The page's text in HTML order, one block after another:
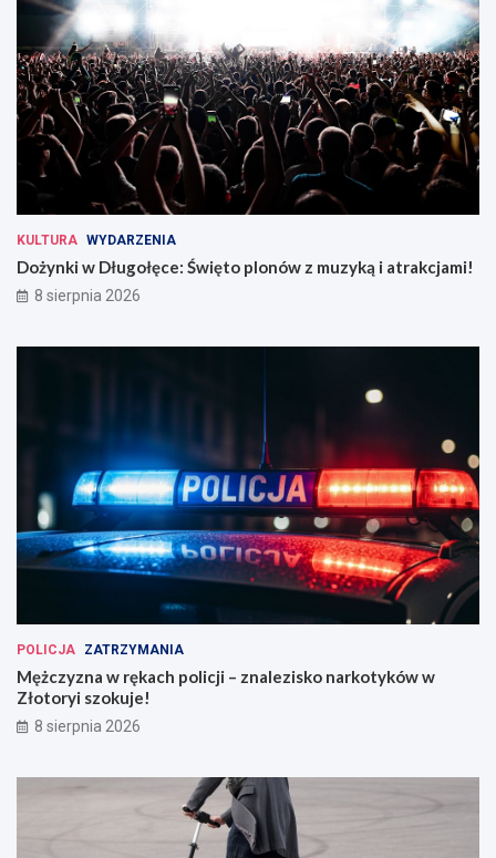
KULTURA WYDARZENIA
Dożynki w Długołęce: Święto plonów z muzyką i atrakcjami!
8 sierpnia 2026
POLICJA ZATRZYMANIA
Mężczyzna w rękach policji – znalezisko narkotyków w
Złotoryi szokuje!
8 sierpnia 2026